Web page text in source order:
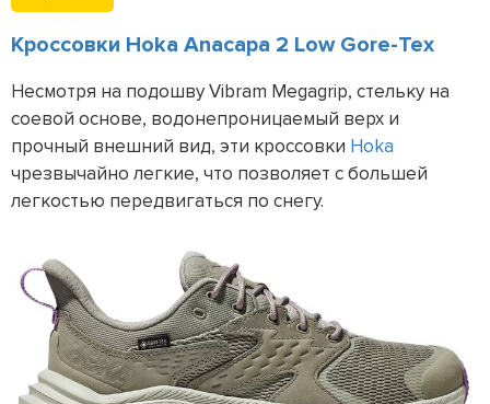
Кроссовки Hoka Anacapa 2 Low Gore-Tex
Несмотря на подошву Vibram Megagrip, стельку на
соевой основе, водонепроницаемый верх и
прочный внешний вид, эти кроссовки Hoka
чрезвычайно легкие, что позволяет с большей
легкостью передвигаться по снегу.